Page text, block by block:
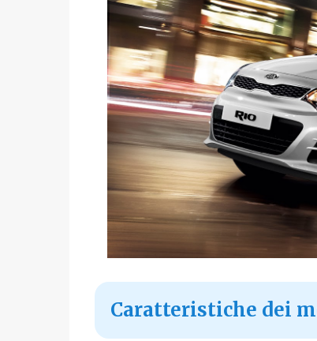
Caratteristiche dei